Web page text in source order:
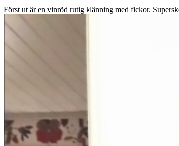
Först ut är en vinröd rutig klänning med fickor.